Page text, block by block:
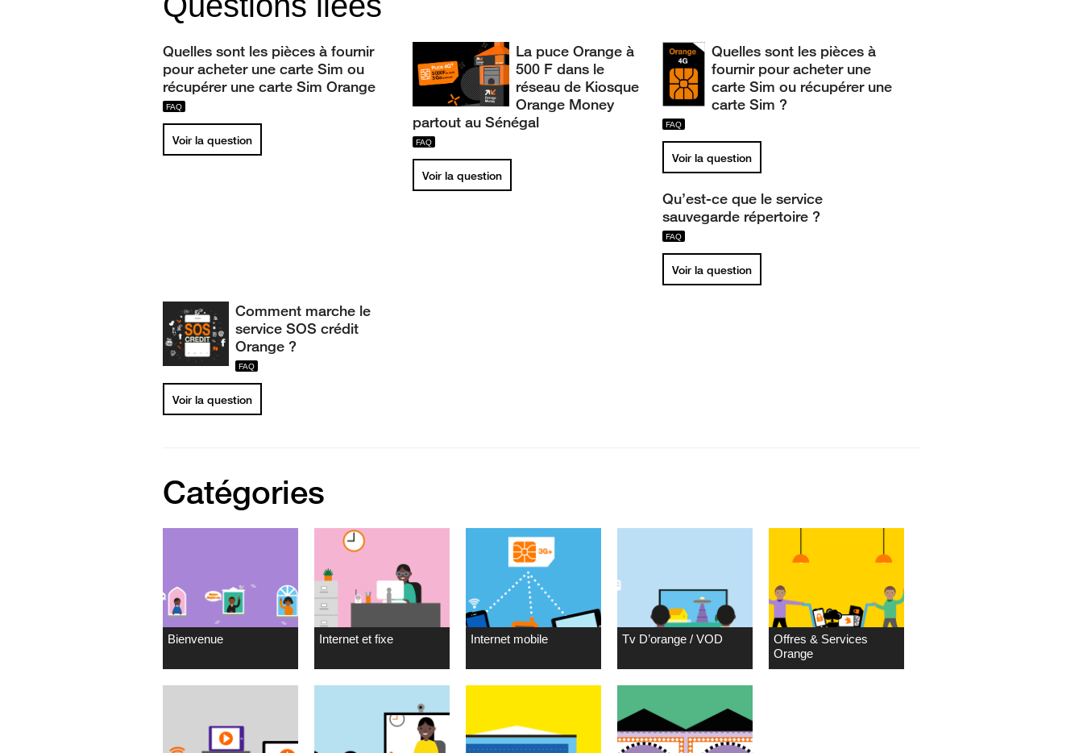
Quelles sont les pièces à fournir
pour acheter une carte Sim ou
récupérer une carte Sim Orange
Voir la question
La puce Orange à
500 F dans le
réseau de Kiosque
Orange Money
partout au Sénégal
Voir la question
Quelles sont les pièces à
fournir pour acheter une
carte Sim ou récupérer une
carte Sim ?
Voir la question
Qu’est-ce que le service
sauvegarde répertoire ?
Voir la question
Comment marche le
service SOS crédit
Orange ?
Voir la question
Catégories
Bienvenue Internet et fixe Internet mobile Tv D’orange / VOD
Offres & Services
Orange